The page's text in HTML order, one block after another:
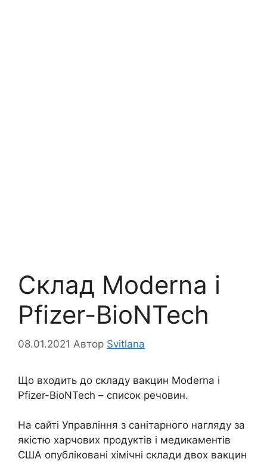
Cклад Moderna і
Pfizer-BioNTech
08.01.2021 Автор Svitlana
Що входить до складу вакцин Moderna і
Pfizer-BioNTech – список речовин.
На сайті Управління з санітарного нагляду за
якістю харчових продуктів і медикаментів
США опубліковані хімічні склади двох вакцин